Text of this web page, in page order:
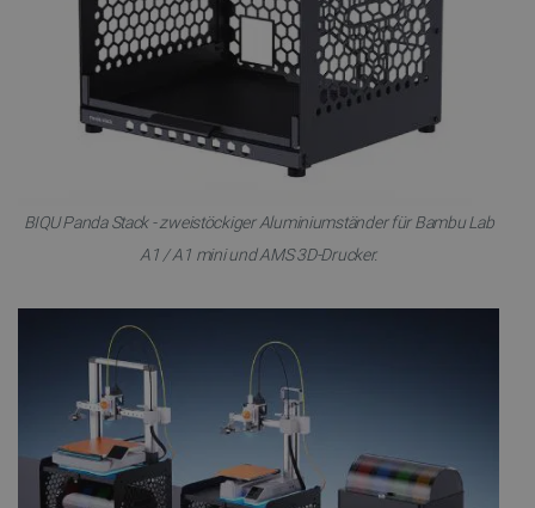
BIQU Panda Stack - zweistöckiger Aluminiumständer für Bambu Lab
A1 / A1 mini und AMS 3D-Drucker.